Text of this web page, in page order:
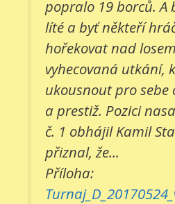
popralo 19 borců. A
líté a byť někteří
hořekovat nad
vyhecovaná utkání,
ukousnout pro sebe
a prestiž. Pozici
č. 1 obhájil Kamil
přiznal, že...
Příloha: